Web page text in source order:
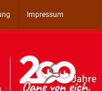
Impressum